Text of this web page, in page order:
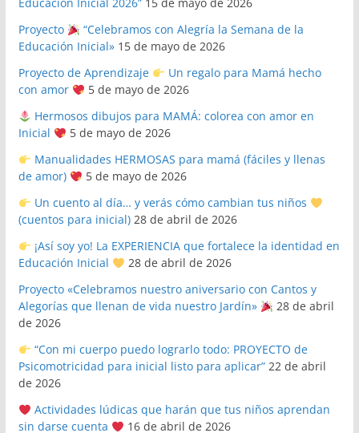
Proyecto
“Celebramos con Alegría la Semana de la
Educación Inicial» 15 de mayo de 2026
Proyecto de Aprendizaje
Un regalo para Mamá hecho
con amor
5 de mayo de 2026
Hermosos dibujos para MAMÁ: colorea con amor en
Inicial
5 de mayo de 2026
Manualidades HERMOSAS para mamá (fáciles y llenas
de amor)
5 de mayo de 2026
Un cuento al día… y verás cómo cambian tus niños
(cuentos para inicial) 28 de abril de 2026
¡Así soy yo! La EXPERIENCIA que fortalece la identidad en
Educación Inicial
28 de abril de 2026
Proyecto «Celebramos nuestro aniversario con Cantos y
Alegorías que llenan de vida nuestro Jardín»
28 de abril
de 2026
“Con mi cuerpo puedo lograrlo todo: PROYECTO de
Psicomotricidad para inicial listo para aplicar” 22 de abril
de 2026
Actividades lúdicas que harán que tus niños aprendan
sin darse cuenta
16 de abril de 2026